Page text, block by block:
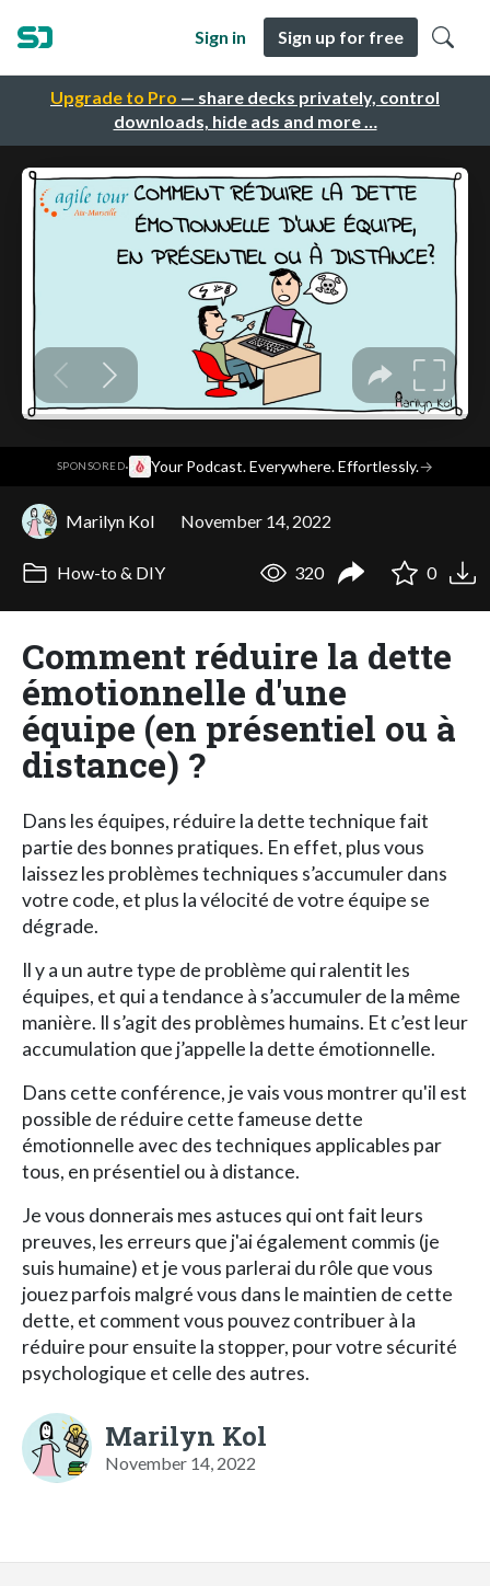
Upgrade to Pro — share decks privately, control
downloads, hide ads and more …
Sign in Sign up for free
SPONSORED· Your Podcast. Everywhere. Effortlessly.→
Marilyn Kol November 14, 2022
How-to & DIY 320 0
Comment réduire la dette
émotionnelle d'une
équipe (en présentiel ou à
distance) ?
Dans les équipes, réduire la dette technique fait
partie des bonnes pratiques. En effet, plus vous
laissez les problèmes techniques s’accumuler dans
votre code, et plus la vélocité de votre équipe se
dégrade.
Il y a un autre type de problème qui ralentit les
équipes, et qui a tendance à s’accumuler de la même
manière. Il s’agit des problèmes humains. Et c’est leur
accumulation que j’appelle la dette émotionnelle.
Dans cette conférence, je vais vous montrer qu'il est
possible de réduire cette fameuse dette
émotionnelle avec des techniques applicables par
tous, en présentiel ou à distance.
Je vous donnerais mes astuces qui ont fait leurs
preuves, les erreurs que j'ai également commis (je
suis humaine) et je vous parlerai du rôle que vous
jouez parfois malgré vous dans le maintien de cette
dette, et comment vous pouvez contribuer à la
réduire pour ensuite la stopper, pour votre sécurité
psychologique et celle des autres.
Marilyn Kol
November 14, 2022